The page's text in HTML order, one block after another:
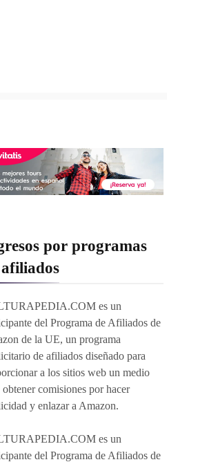
por programas
es un
del Programa de Afiliados de
de la UE, un programa
de afiliados diseñado para
a los sitios web un medio
obtener comisiones por hacer
y enlazar a Amazon.
es un
del Programa de Afiliados de